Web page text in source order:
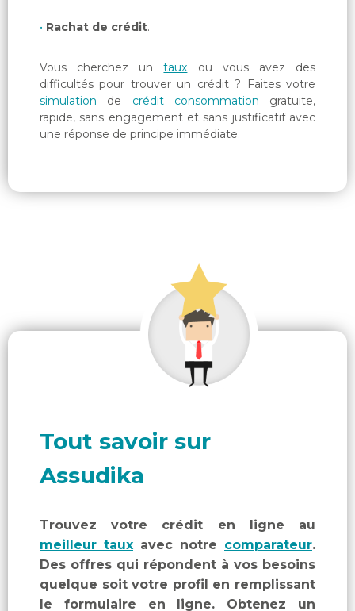
Rachat de crédit.
Vous cherchez untaux ou vous avez des
difficultés pour trouver un crédit ? Faites votre
simulation de crédit consommation gratuite,
rapide, sans engagement et sans justificatif avec
une réponse de principe immédiate.
Tout savoir sur
Assudika
Trouvez votre crédit en ligne au
meilleur taux avec notre comparateur.
Des offres qui répondent à vos besoins
quelque soit votre profil en remplissant
le formulaire en ligne. Obtenez un